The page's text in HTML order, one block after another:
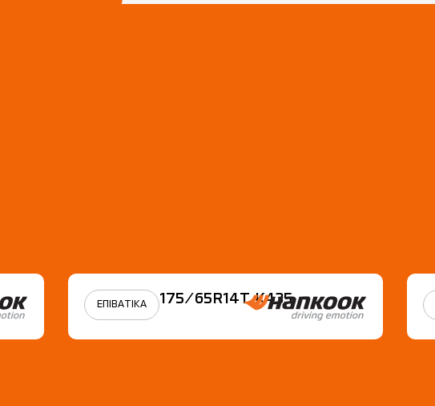
ΕΠΙΒΑΤΙΚΑ 175/65R14Τ Κ435